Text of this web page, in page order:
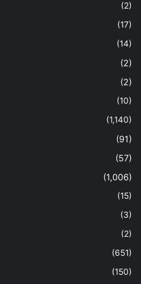
(2)
(17)
(14)
(2)
(2)
(10)
(1,140)
(91)
(57)
(1,006)
(15)
(3)
(2)
(651)
(150)